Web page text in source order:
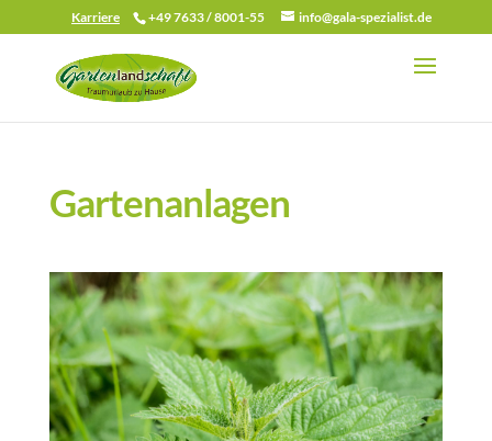
Karriere +49 7633 / 8001-55 info@gala-spezialist.de
Gartenanlagen